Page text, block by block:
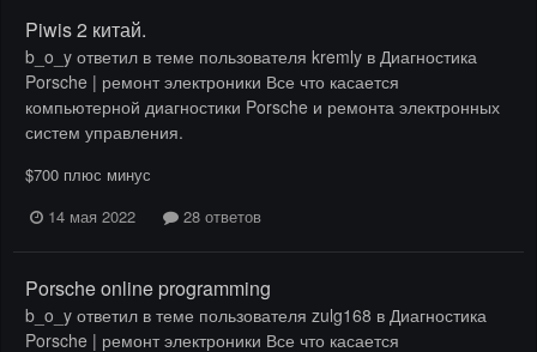
Piwis 2 китай.
b_o_y ответил в теме пользователя kremly в Диагностика
Porsche | ремонт электроники Все что касается
компьютерной диагностики Porsche и ремонта электронных
систем управления.
$700 плюс минус
14 мая 2022
28 ответов
Porsche online programming
b_o_y ответил в теме пользователя zulg168 в Диагностика
Porsche | ремонт электроники Все что касается